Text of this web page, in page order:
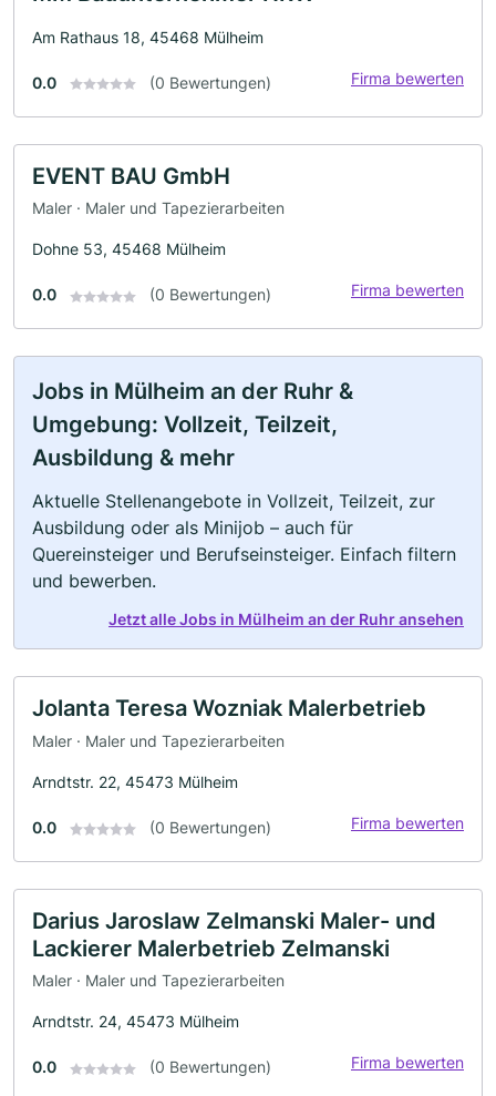
Am Rathaus 18, 45468 Mülheim
0.0 (0 Bewertungen) Firma bewerten
EVENT BAU GmbH
Maler · Maler und Tapezierarbeiten
Dohne 53, 45468 Mülheim
0.0 (0 Bewertungen) Firma bewerten
Jobs in Mülheim an der Ruhr &
Umgebung: Vollzeit, Teilzeit,
Ausbildung & mehr
Aktuelle Stellenangebote in Vollzeit, Teilzeit, zur
Ausbildung oder als Minijob – auch für
Quereinsteiger und Berufseinsteiger. Einfach filtern
und bewerben.
Jetzt alle Jobs in Mülheim an der Ruhr ansehen
Jolanta Teresa Wozniak Malerbetrieb
Maler · Maler und Tapezierarbeiten
Arndtstr. 22, 45473 Mülheim
0.0 (0 Bewertungen) Firma bewerten
Darius Jaroslaw Zelmanski Maler- und
Lackierer Malerbetrieb Zelmanski
Maler · Maler und Tapezierarbeiten
Arndtstr. 24, 45473 Mülheim
0.0 (0 Bewertungen) Firma bewerten